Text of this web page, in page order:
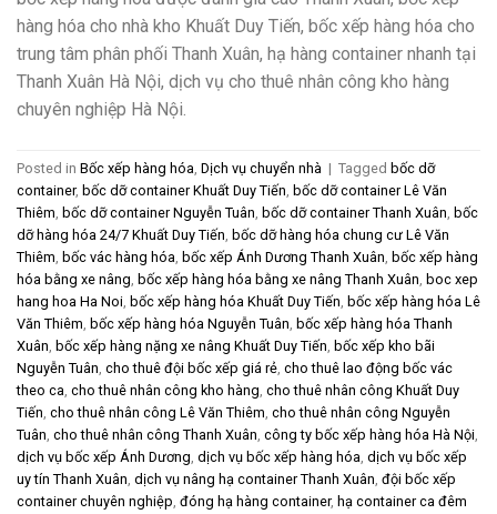
hàng hóa cho nhà kho Khuất Duy Tiến, bốc xếp hàng hóa cho
trung tâm phân phối Thanh Xuân, hạ hàng container nhanh tại
Thanh Xuân Hà Nội, dịch vụ cho thuê nhân công kho hàng
chuyên nghiệp Hà Nội.
Posted in Bốc xếp hàng hóa, Dịch vụ chuyển nhà | Tagged bốc dỡ
container, bốc dỡ container Khuất Duy Tiến, bốc dỡ container Lê Văn
Thiêm, bốc dỡ container Nguyễn Tuân, bốc dỡ container Thanh Xuân, bốc
dỡ hàng hóa 24/7 Khuất Duy Tiến, bốc dỡ hàng hóa chung cư Lê Văn
Thiêm, bốc vác hàng hóa, bốc xếp Ánh Dương Thanh Xuân, bốc xếp hàng
hóa bằng xe nâng, bốc xếp hàng hóa bằng xe nâng Thanh Xuân, boc xep
hang hoa Ha Noi, bốc xếp hàng hóa Khuất Duy Tiến, bốc xếp hàng hóa Lê
Văn Thiêm, bốc xếp hàng hóa Nguyễn Tuân, bốc xếp hàng hóa Thanh
Xuân, bốc xếp hàng nặng xe nâng Khuất Duy Tiến, bốc xếp kho bãi
Nguyễn Tuân, cho thuê đội bốc xếp giá rẻ, cho thuê lao động bốc vác
theo ca, cho thuê nhân công kho hàng, cho thuê nhân công Khuất Duy
Tiến, cho thuê nhân công Lê Văn Thiêm, cho thuê nhân công Nguyễn
Tuân, cho thuê nhân công Thanh Xuân, công ty bốc xếp hàng hóa Hà Nội,
dịch vụ bốc xếp Ánh Dương, dịch vụ bốc xếp hàng hóa, dịch vụ bốc xếp
uy tín Thanh Xuân, dịch vụ nâng hạ container Thanh Xuân, đội bốc xếp
container chuyên nghiệp, đóng hạ hàng container, hạ container ca đêm